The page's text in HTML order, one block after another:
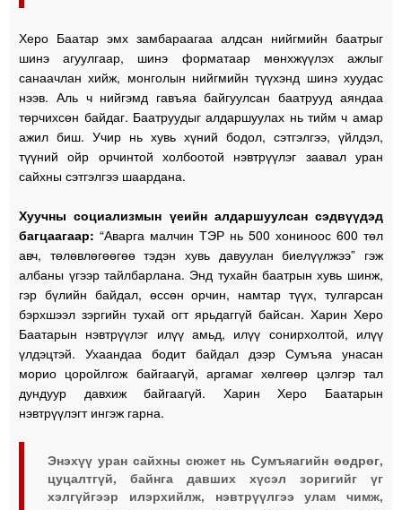
Херо Баатар эмх замбараагаа алдсан нийгмийн баатрыг
шинэ агуулгаар, шинэ форматаар мөнхжүүлэх ажлыг
санаачлан хийж, монголын нийгмийн түүхэнд шинэ хуудас
нээв. Аль ч нийгэмд гавъяа байгуулсан баатрууд аяндаа
төрчихсөн байдаг. Баатруудыг алдаршуулах нь тийм ч амар
ажил биш. Учир нь хувь хүний бодол, сэтгэлгээ, үйлдэл,
түүний ойр орчинтой холбоотой нэвтрүүлэг заавал уран
сайхны сэтгэлгээ шаардана.
Хуучны социализмын үеийн алдаршуулсан сэдвүүдэд
багцаагаар: “Аварга малчин ТЭР нь 500 хониноос 600 төл
авч, төлөвлөгөөгөө тэдэн хувь давуулан биелүүлжээ” гэж
албаны үгээр тайлбарлана. Энд тухайн баатрын хувь шинж,
гэр бүлийн байдал, өссөн орчин, намтар түүх, тулгарсан
бэрхшээл зэргийн тухай огт ярьдаггүй байсан. Харин Херо
Баатарын нэвтрүүлэг илүү амьд, илүү сонирхолтой, илүү
үлдэцтэй. Ухаандаа бодит байдал дээр Сумъяа унасан
морио цоройлгож байгаагүй, аргамаг хөлгөөр цэлгэр тал
дундуур давхиж байгаагүй. Харин Херо Баатарын
нэвтрүүлэгт ингэж гарна.
Энэхүү уран сайхны сюжет нь Сумъяагийн өөдрөг,
цуцалтгүй, байнга давших хүсэл зоригийг үг
хэлгүйгээр илэрхийлж, нэвтрүүлгээ улам чимж,